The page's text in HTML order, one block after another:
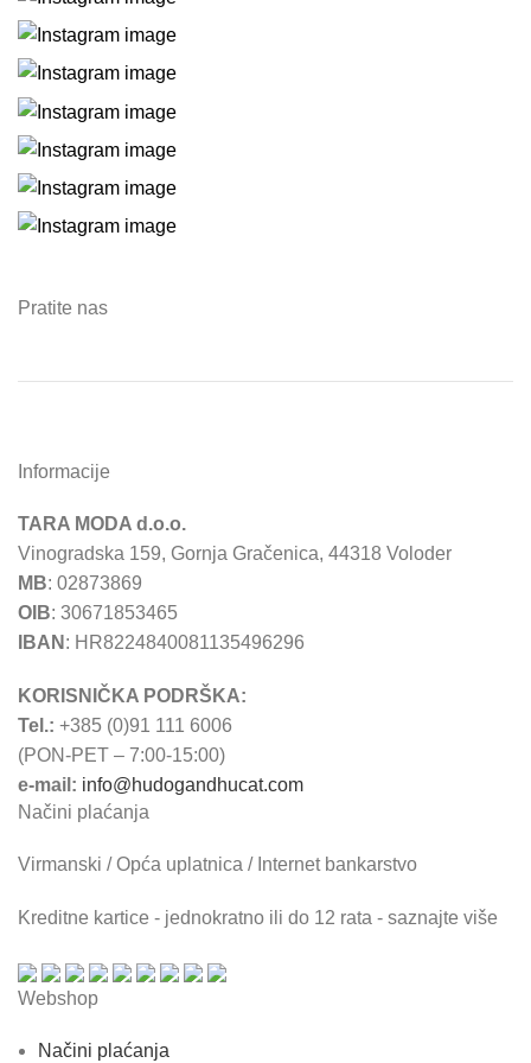
Pratite nas
Informacije
TARA MODA d.o.o.
Vinogradska 159, Gornja Gračenica, 44318 Voloder
MB: 02873869
OIB: 30671853465
IBAN : HR8224840081135496296
KORISNIČKA PODRŠKA:
Tel.: +385 (0)91 111 6006
(PON-PET – 7:00-15:00)
e-mail: info@hudogandhucat.com
Načini plaćanja
Virmanski / Opća uplatnica / Internet bankarstvo
Kreditne kartice - jednokratno ili do 12 rata - saznajte više
Webshop
Načini plaćanja